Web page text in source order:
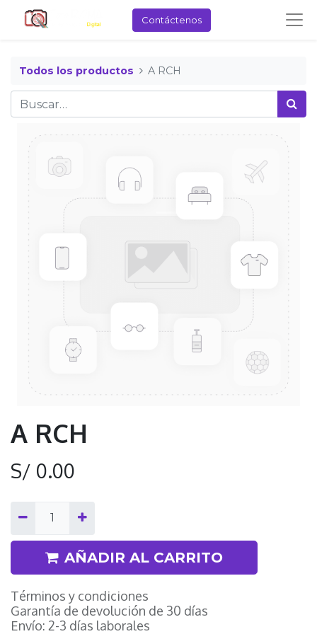
Contáctenos
Todos los productos A RCH
A RCH
S/ 0.00
AÑADIR AL CARRITO
Términos y condiciones
Garantía de devolución de 30 días
Envío: 2-3 días laborales